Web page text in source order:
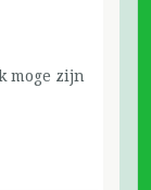
moge zijn